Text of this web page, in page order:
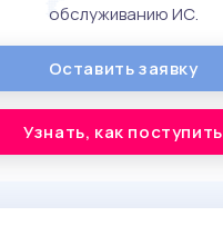
обслуживанию ИС.
Оставить заявку
Узнать, как поступить